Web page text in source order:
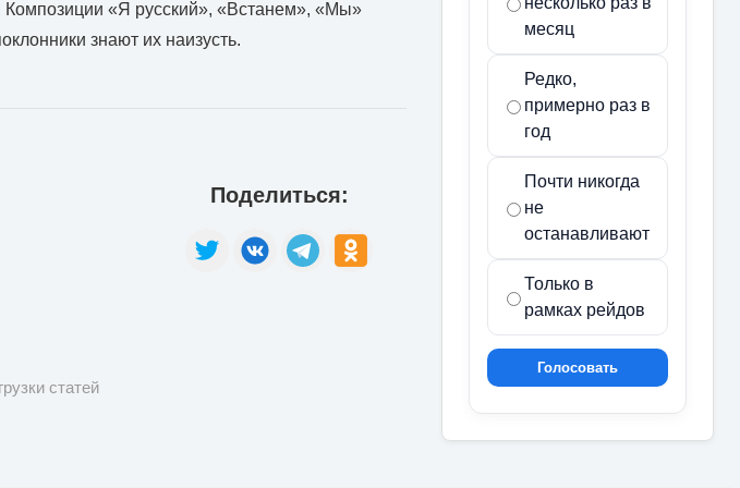
«Я русский», «Встанем», «Мы»
знают их наизусть.
Поделиться:
статей
месяц
Редко,
примерно раз в
год
Почти никогда
не
останавливают
Только в
рамках рейдов
Голосовать